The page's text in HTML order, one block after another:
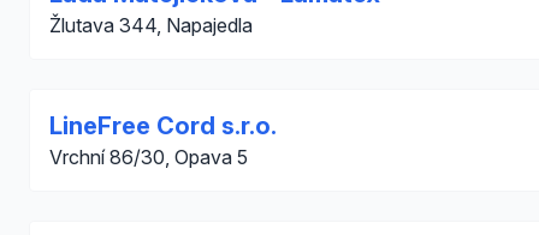
Žlutava 344, Napajedla
LineFree Cord s.r.o.
Vrchní 86/30, Opava 5